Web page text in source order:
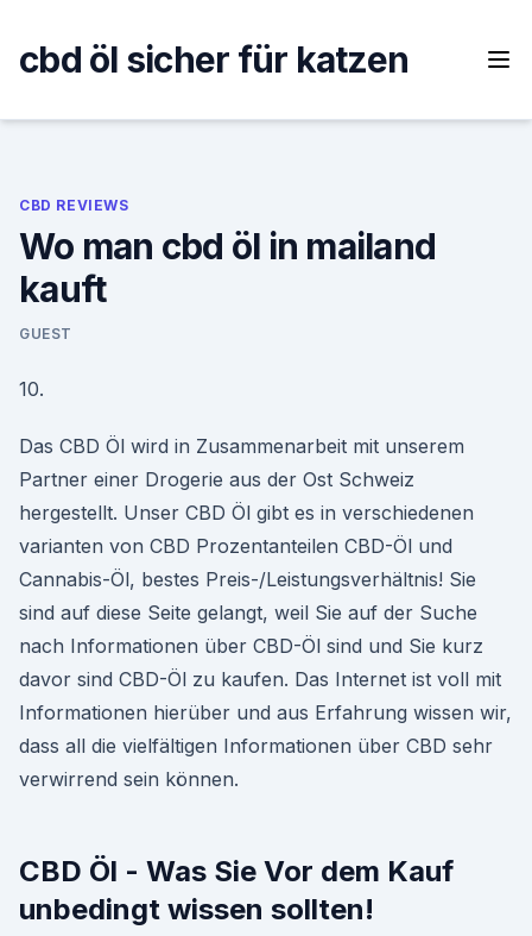
content
cbd öl sicher für katzen
CBD REVIEWS
Wo man cbd öl in mailand
kauft
GUEST
10.
Das CBD Öl wird in Zusammenarbeit mit unserem
Partner einer Drogerie aus der Ost Schweiz
hergestellt. Unser CBD Öl gibt es in verschiedenen
varianten von CBD Prozentanteilen CBD-Öl und
Cannabis-Öl, bestes Preis-/Leistungsverhältnis! Sie
sind auf diese Seite gelangt, weil Sie auf der Suche
nach Informationen über CBD-Öl sind und Sie kurz
davor sind CBD-Öl zu kaufen. Das Internet ist voll mit
Informationen hierüber und aus Erfahrung wissen wir,
dass all die vielfältigen Informationen über CBD sehr
verwirrend sein können.
CBD Öl - Was Sie Vor dem Kauf
unbedingt wissen sollten!